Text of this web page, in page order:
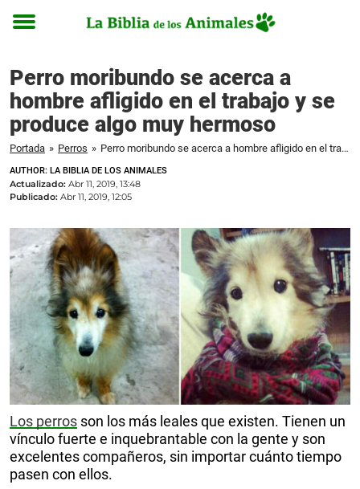
Toggle
Perro moribundo se acerca a
hombre afligido en el trabajo y se
produce algo muy hermoso
Portada » Perros » Perro moribundo se acerca a hombre afligido en el trabajo y se produce algo muy hermoso
AUTHOR: LA BIBLIA DE LOS ANIMALES
Actualizado: Abr 11, 2019, 13:48
Publicado: Abr 11, 2019, 12:05
Los perros son los más leales que existen. Tienen un
vínculo fuerte e inquebrantable con la gente y son
excelentes compañeros, sin importar cuánto tiempo
pasen con ellos.